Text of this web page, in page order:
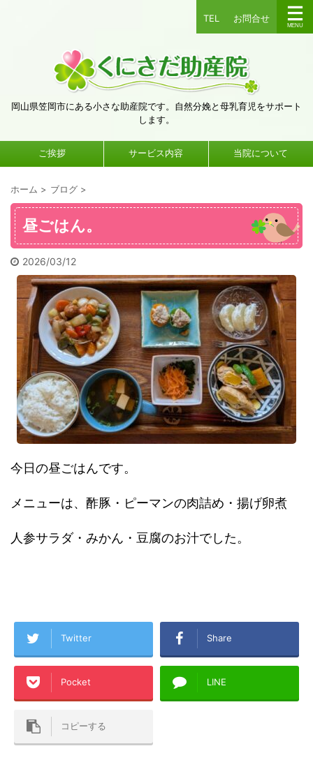
TEL お問合せ
岡山県笠岡市にある小さな助産院です。自然分娩と母乳育児をサポート
します。
ご挨拶 サービス内容 当院について
ホーム > ブログ >
昼ごはん。
2026/03/12
今日の昼ごはんです。
メニューは、酢豚・ピーマンの肉詰め・揚げ卵煮
人参サラダ・みかん・豆腐のお汁でした。
Twitter Share
Pocket LINE
コピーする